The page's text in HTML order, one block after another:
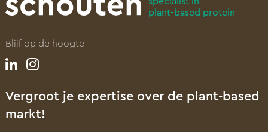
plant-based protein
Blijf op de hoogte
Vergroot je expertise over de plant-based
markt!